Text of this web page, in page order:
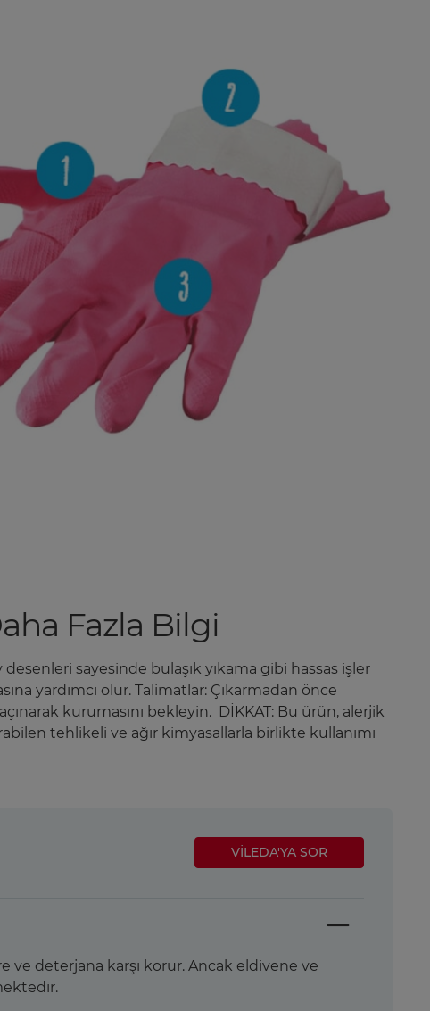
Fazla Bilgi
sayesinde bulaşık yıkama gibi hassas işler
yardımcı olur. Talimatlar: Çıkarmadan önce
kurumasını bekleyin. DİKKAT: Bu ürün, alerjik
tehlikeli ve ağır kimyasallarla birlikte kullanımı
VILEDA'YA SOR
ve deterjana karşı korur. Ancak eldivene ve